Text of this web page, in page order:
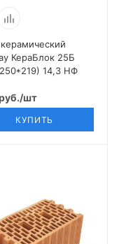
КераБлок 25Б
14,3 НФ
/шт
КУПИТЬ